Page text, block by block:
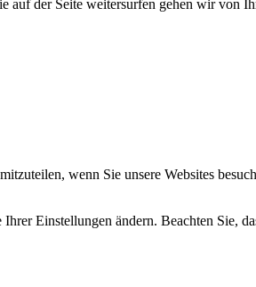
auf der Seite weitersurfen gehen wir von
wenn Sie unsere Websites
Einstellungen ändern. Beachten Sie,